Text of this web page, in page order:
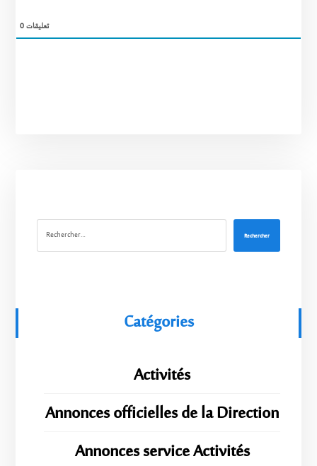
0تعليقات
Rechercher
Catégories
Activités
Annonces officielles de la Direction
Annonces service Activités